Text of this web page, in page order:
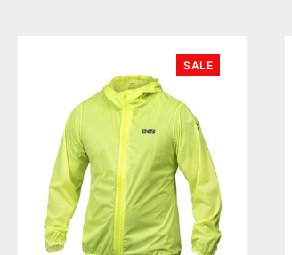
SALE